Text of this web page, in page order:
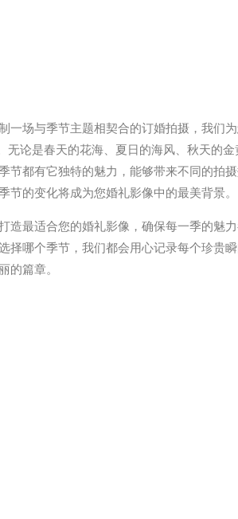
一场与季节主题相契合的订婚拍摄，我们
无论是春天的花海、夏日的海风、秋天的
节都有它独特的魅力，能够带来不同的拍
节的变化将成为您婚礼影像中的最美背景。
造最适合您的婚礼影像，确保每一季的魅
择哪个季节，我们都会用心记录每个珍贵
的篇章。